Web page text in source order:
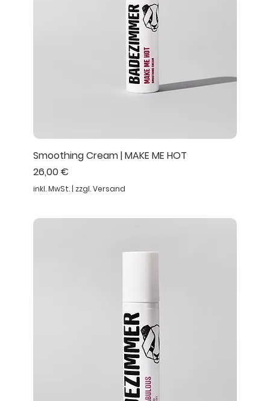
Smoothing Cream | MAKE ME HOT
Preis
26,00 €
inkl. MwSt. | zzgl. Versand